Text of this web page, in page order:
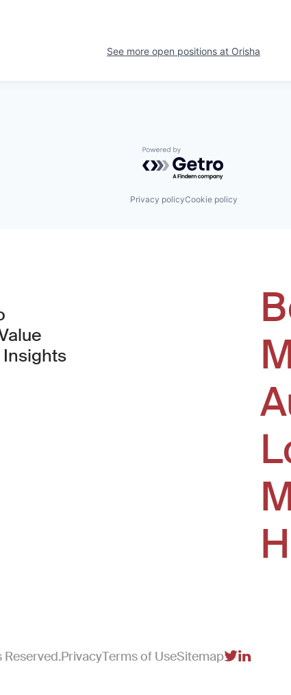
See more open positions at Orisha
Powered by Getro.com
Privacy policyCookie policy
window)
Insights
PrivacyTerms of UseSitemap